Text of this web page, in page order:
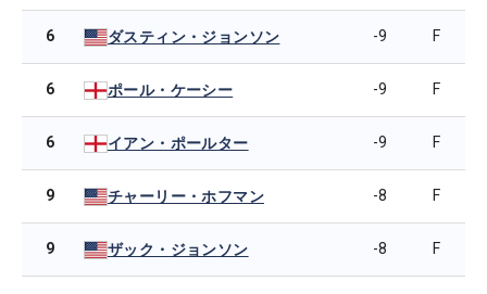
6 ダスティン・ジョンソン -9 F
6 ポール・ケーシー -9 F
6 イアン・ポールター -9 F
9 チャーリー・ホフマン -8 F
9 ザック・ジョンソン -8 F